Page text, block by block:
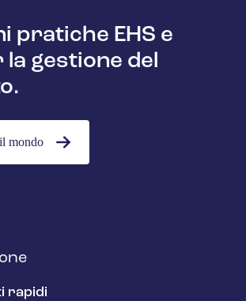
pratiche EHS e
la gestione del
mondo
rapidi